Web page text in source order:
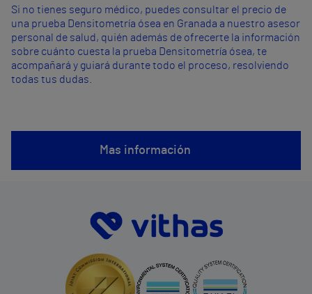
Si no tienes seguro médico, puedes consultar el precio de
una prueba Densitometría ósea en Granada a nuestro asesor
personal de salud, quién además de ofrecerte la información
sobre cuánto cuesta la prueba Densitometría ósea, te
acompañará y guiará durante todo el proceso, resolviendo
todas tus dudas.
Mas información